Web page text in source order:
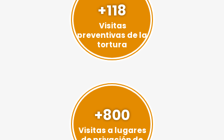
+118
Visitas
preventivas de la
tortura
+800
Visitas a lugares